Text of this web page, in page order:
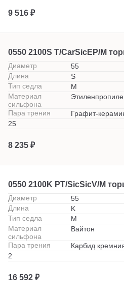
9 516 ₽
0550 2100S T/CarSicEP/M
Диаметр
55
Длина
S
Тип седла
M
Материал
сильфона
Пара трения
Графит-
25
8 235 ₽
0550 2100K PT/SicSicV/M
Диаметр
55
Длина
K
Тип седла
M
Материал
сильфона
Вайтон
Пара трения
Карбид
2
16 592 ₽